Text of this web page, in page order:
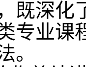
既深化
专业课
。